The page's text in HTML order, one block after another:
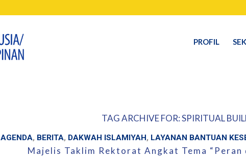
PROFIL
TAG ARCHIVE FOR:SPIRITUAL
AGENDA, BERITA, DAKWAH ISLAMIYAH, LAYANAN BANTUAN
Majelis Taklim Rektorat Angkat Tema “Peran